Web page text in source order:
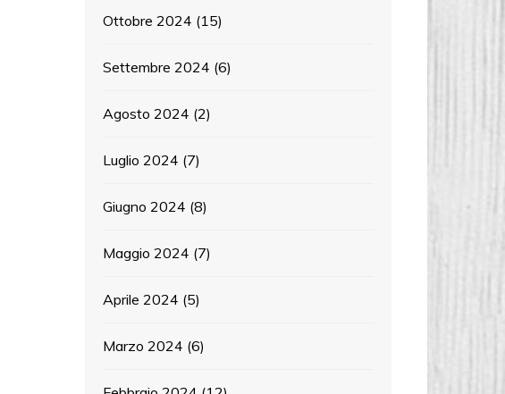
Ottobre 2024 (15)
Settembre 2024 (6)
Agosto 2024 (2)
Luglio 2024 (7)
Giugno 2024 (8)
Maggio 2024 (7)
Aprile 2024 (5)
Marzo 2024 (6)